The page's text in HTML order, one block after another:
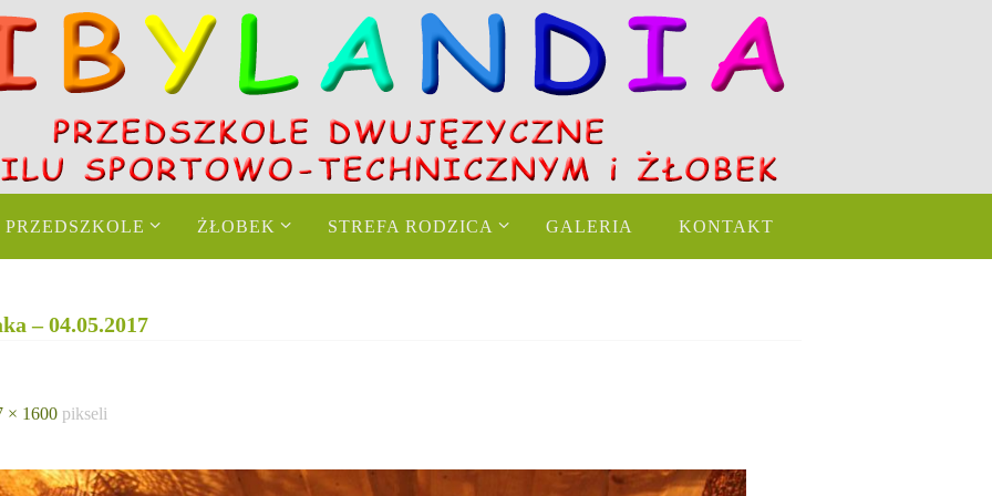
PRZEDSZKOLE ŻŁOBEK STREFA RODZICA GALERIA KONTAKT
– 04.05.2017
× 1600pikseli